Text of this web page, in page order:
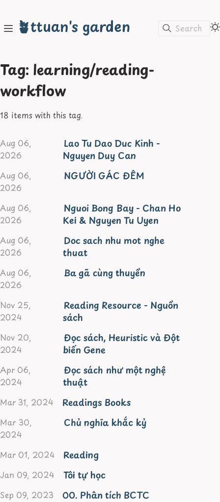
🪴ttuan's garden Search
Tag: learning/reading-
workflow
18 items with this tag.
Aug 06,
2026
Lao Tu Dao Duc Kinh -
Nguyen Duy Can
Aug 06,
2026
NGƯỜI GÁC ĐÊM
Aug 06,
2026
Nguoi Bong Bay - Chan Ho
Kei & Nguyen Tu Uyen
Aug 06,
2026
Doc sach nhu mot nghe
thuat
Aug 06,
2026
Ba gã cùng thuyền
Nov 25,
2024
Reading Resource - Nguồn
sách
Nov 20,
2024
Đọc sách, Heuristic và Đột
biến Gene
Apr 06,
2024
Đọc sách như một nghệ
thuật
Mar 31, 2024 Readings Books
Mar 30,
2024
Chủ nghĩa khắc kỷ
Mar 01, 2024 Reading
Jan 09, 2024 Tôi tự học
Sep 09, 2023 00. Phân tích BCTC